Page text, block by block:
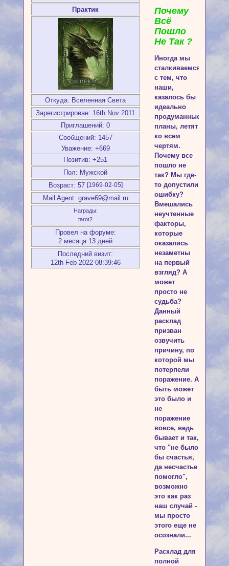
Практик
Откуда: Вселенная Света
Зарегистрирован: 16th Nov 2011
Приглашений: 0
Сообщений: 1457
Уважение: +669
Позитив: +251
Пол: Мужской
Возраст: 57 [1969-02-05]
Mail Agent: grave69@mail.ru
Награды:
tarot2
Провел на форуме:
2 месяца 13 дней
Последний визит:
12th Feb 2022 08:39:46
Почему
Всё
Пошло
Не Так ?
Иногда мы
сталкиваемся
с тем, что
наши,
казалось бы
идеально
продуманные
планы, летят
ко всем
чертям.
Почему все
пошло не
так? Мы где-
то допустили
ошибку?
Вмешались
неучтенные
факторы,
которые
оказались
незаметны
на первый
взгляд? А
может
просто не
судьба?
Данный
расклад
призван
озвучить
причину, по
которой мы
потерпели
поражение. А
быть может
это было и
не
поражение
вовсе, ведь
бывает и так,
что "не было
бы счастья,
да несчастье
помогло",
возможно
это как раз
наш случай -
мы просто
этого еще не
осознали...
Расклад для
полной